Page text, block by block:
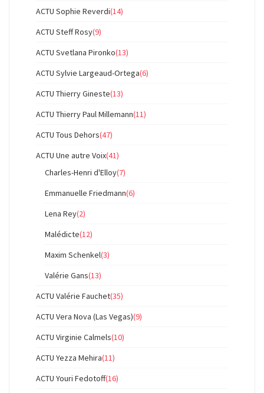
ACTU Sophie Reverdi(14)
ACTU Steff Rosy(9)
ACTU Svetlana Pironko(13)
ACTU Sylvie Largeaud-Ortega(6)
ACTU Thierry Gineste(13)
ACTU Thierry Paul Millemann(11)
ACTU Tous Dehors(47)
ACTU Une autre Voix(41)
Charles-Henri d'Elloy(7)
Emmanuelle Friedmann(6)
Lena Rey(2)
Malédicte(12)
Maxim Schenkel(3)
Valérie Gans(13)
ACTU Valérie Fauchet(35)
ACTU Vera Nova (Las Vegas)(9)
ACTU Virginie Calmels(10)
ACTU Yezza Mehira(11)
ACTU Youri Fedotoff(16)